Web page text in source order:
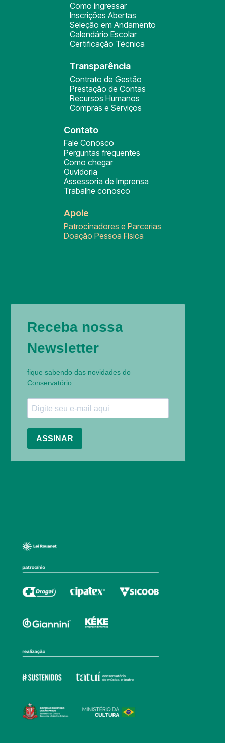
Como ingressar
Inscrições Abertas
Seleção em Andamento
Calendário Escolar
Certificação Técnica
Transparência
Contrato de Gestão
Prestação de Contas
Recursos Humanos
Compras e Serviços
Contato
Fale Conosco
Perguntas frequentes
Como chegar
Ouvidoria
Assessoria de Imprensa
Trabalhe conosco
Apoie
Patrocinadores e Parcerias
Doação Pessoa Física